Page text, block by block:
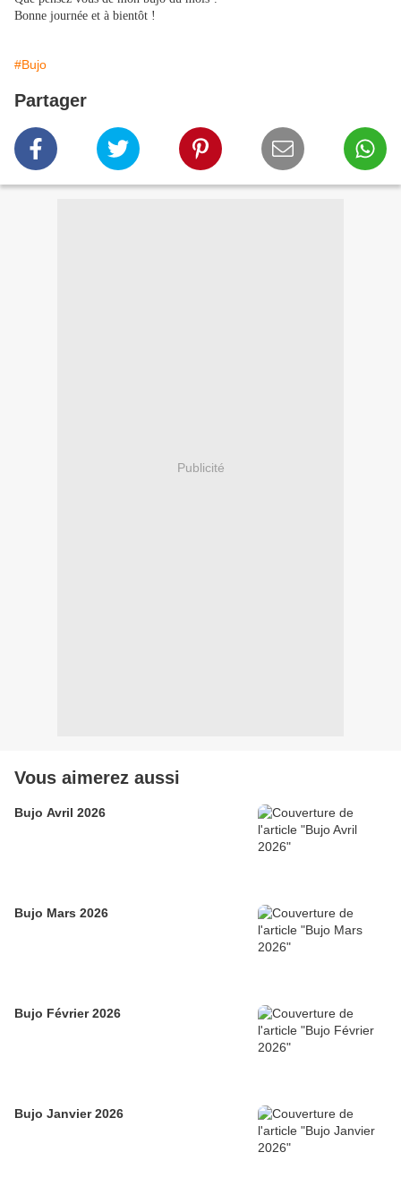
Bonne journée et à bientôt !
#Bujo
Partager
Publicité
Vous aimerez aussi
Bujo Avril 2026
Bujo Mars 2026
Bujo Février 2026
Bujo Janvier 2026